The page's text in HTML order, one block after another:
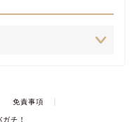
免責事項
チ！